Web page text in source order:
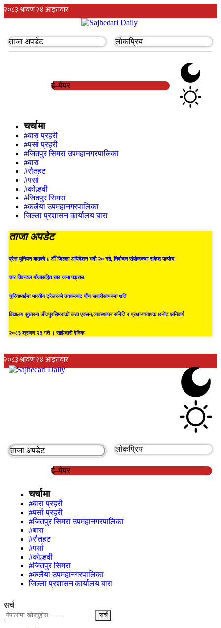
ताजा अपडेट लोकप्रिय
ई–पेपर
चर्चामा
#बारा प्रहरी
#पर्सा प्रहरी
#जितपुर सिमरा उपमहानगरपालिका
#बारा
#रौतहट
#पर्सा
#कोल्हवी
#जितपुर सिमरा
#कलैया उपमहानगरपालिका
जिल्ला प्रशासन कार्यालय बारा
ताजा अपडेट
प्रेस युनियन बाराको ८ औँ जिल्ला अधिवेशन भदौ २० गते, निर्वाचन संयोजकमा राकेश पाण्डेय
चार क्विन्टल गाँजासहित चार जना पक्राउ
चुरियामाईमा भारतीय ट्रेलरको ठक्करबाट पाँच सवारीसाधनमा क्षति
विद्यालय सुधारमा जीतपुरसिमराको कडा एक्सन,व्यवस्थापन समिति र प्रधानाध्यापक छनोट अनिवार्य
२०८३ श्रावण २३ गते । साझेदारी दैनिक
ताजा अपडेट लोकप्रिय
ई–पेपर
चर्चामा
#बारा प्रहरी
#पर्सा प्रहरी
#जितपुर सिमरा उपमहानगरपालिका
#बारा
#रौतहट
#पर्सा
#कोल्हवी
#जितपुर सिमरा
#कलैया उपमहानगरपालिका
जिल्ला प्रशासन कार्यालय बारा
सर्च